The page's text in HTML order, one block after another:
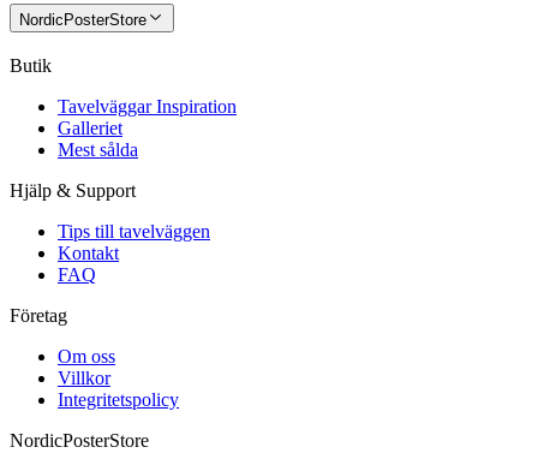
NordicPosterStore
Butik
Tavelväggar Inspiration
Galleriet
Mest sålda
Hjälp & Support
Tips till tavelväggen
Kontakt
FAQ
Företag
Om oss
Villkor
Integritetspolicy
NordicPosterStore